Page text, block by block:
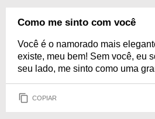
Como me sinto com você
Você é o namorado mais
existe, meu bem! Sem você, eu
seu lado, me sinto como uma
COPIAR